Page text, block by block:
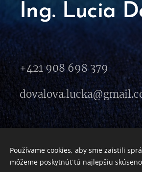
Ing. Lucia
+421 908 698 379
Používame cookies, aby sme zaistili
môžeme poskytnúť tú najlepšiu